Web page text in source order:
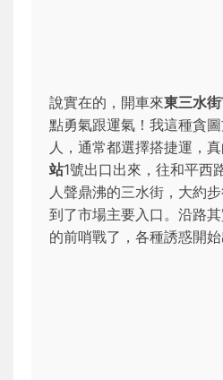
說實在的，開車來東三水
點勇氣跟運氣！我這種貪
人，通常都選擇搭捷運，真
站1號出口出來，往和平西
人聲鼎沸的三水街，大約
到了市場主要入口。沿路
的前哨戰了，各種誘惑開始